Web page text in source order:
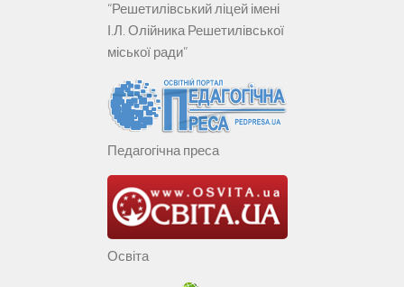
“Решетилівський ліцей імені
І.Л. Олійника Решетилівської
міської ради”
Педагогічна преса
Освіта